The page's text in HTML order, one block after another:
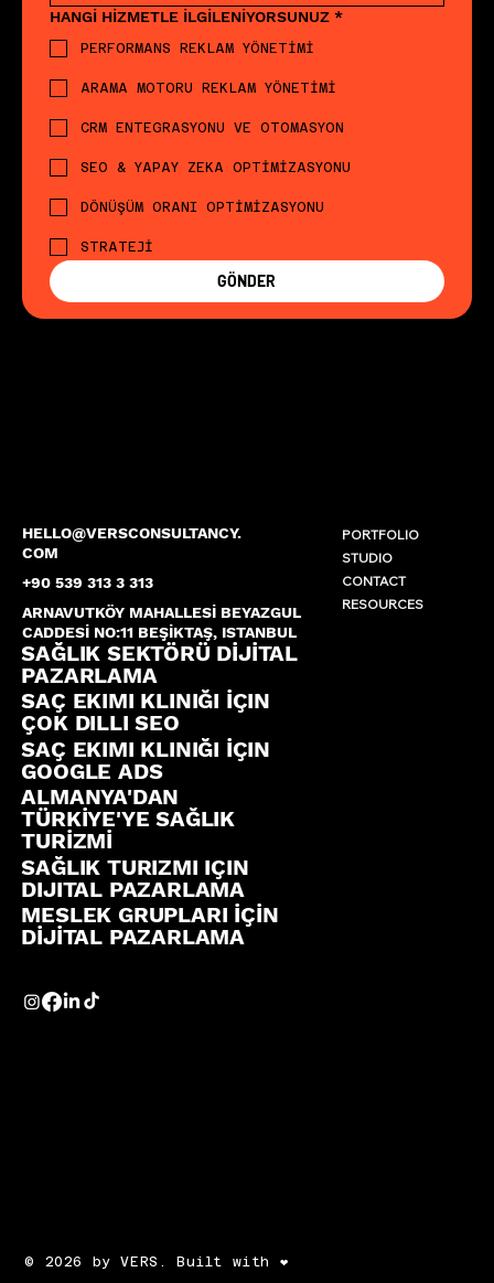
HELLO@VERSCONSULTANCY.
COM
+90 539 313 3 313
ARNAVUTKÖY MAHALLESİ BEYAZGUL
CADDESİ NO:11 BEŞİKTAŞ, ISTANBUL
SAĞLIK SEKTÖRÜ DİJİTAL
PAZARLAMA
SAÇ EKIMI KLINIĞI İÇIN
ÇOK DILLI SEO
SAÇ EKIMI KLINIĞI İÇIN
GOOGLE ADS
ALMANYA'DAN
TÜRKİYE'YE SAĞLIK
TURİZMİ
SAĞLIK TURIZMI IÇIN
DIJITAL PAZARLAMA
MESLEK GRUPLARI İÇİN
DİJİTAL PAZARLAMA
PORTFOLIO
STUDIO
CONTACT
RESOURCES
HANGİ HİZMETLE İLGİLENİYORSUNUZ *
PERFORMANS REKLAM YÖNETİMİ
ARAMA MOTORU REKLAM YÖNETİMİ
CRM ENTEGRASYONU VE OTOMASYON
SEO & YAPAY ZEKA OPTİMİZASYONU
DÖNÜŞÜM ORANI OPTİMİZASYONU
STRATEJİ
GÖNDER
© 2026 by VERS. Built with ❤️